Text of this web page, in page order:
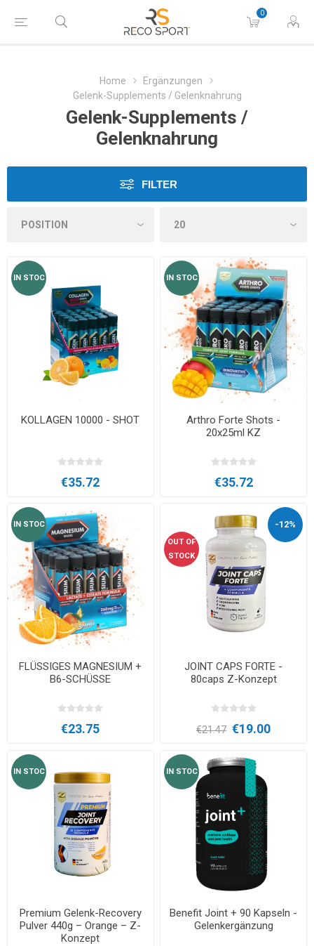
0
Home
Ergänzungen
Gelenk-Supplements / Gelenknahrung
Gelenk-Supplements /
Gelenknahrung
FILTER
IN STOC
KOLLAGEN 10000 - SHOT
€35.72
IN STOC
Arthro Forte Shots -
20x25ml KZ
€35.72
IN STOC
FLÜSSIGES MAGNESIUM +
B6-SCHÜSSE
€23.75
-12%
OUT OF
STOCK
JOINT CAPS FORTE -
80caps Z-Konzept
€21.47 €19.00
IN STOC
Premium Gelenk-Recovery
Pulver 440g – Orange – Z-
Konzept
IN STOC
Benefit Joint + 90 Kapseln -
Gelenkergänzung